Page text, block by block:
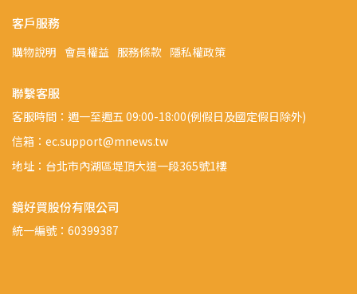
客戶服務
購物說明 會員權益 服務條款 隱私權政策
聯繫客服
客服時間：週一至週五 09:00-18:00(例假日及國定假日除外)
信箱：ec.support@mnews.tw
地址：台北市內湖區堤頂大道一段365號1樓
鏡好買股份有限公司
統一編號：60399387